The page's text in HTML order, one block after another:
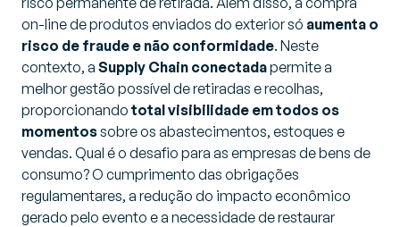
on-line de produtos enviados do exterior só aumenta o
risco de fraude e não conformidade. Neste
contexto, a Supply Chain conectadapermite a
melhor gestão possível de retiradas e recolhas,
proporcionando total visibilidade em todos os
momentossobre os abastecimentos, estoques e
vendas. Qual é o desafio para as empresas de bens de
consumo? O cumprimento das obrigações
regulamentares, a redução do impacto econômico
gerado pelo evento e a necessidade de restaurar